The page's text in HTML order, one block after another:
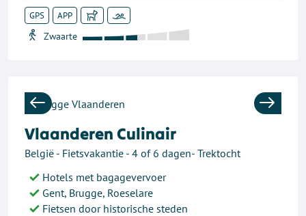
GPS APP
Previous Next
Vlaanderen Culinair
België - Fietsvakantie - 4 of 6 dagen- Trektocht
Hotels met bagagevervoer
Gent, Brugge, Roeselare
Fietsen door historische steden